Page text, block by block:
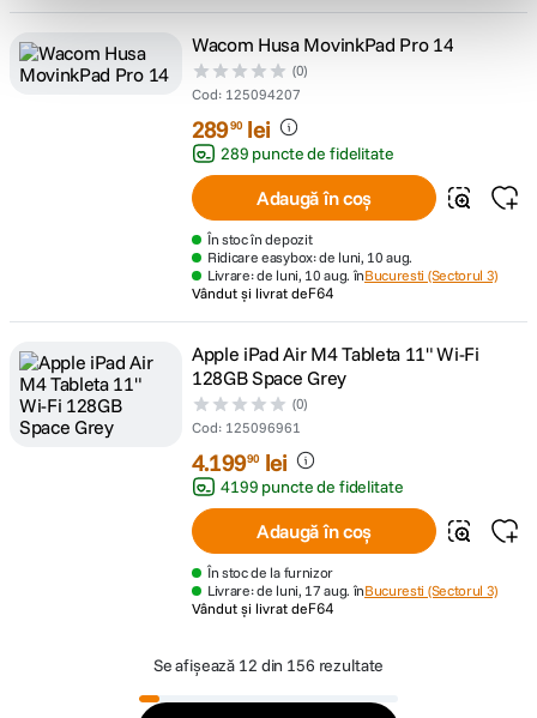
Wacom Husa MovinkPad Pro 14
(0)
Cod: 125094207
28990 lei
289 puncte de fidelitate
Adaugă în coș
În stoc în depozit
Ridicare easybox: de luni, 10 aug.
Livrare: de luni, 10 aug. înBucuresti (Sectorul 3)
Vândut și livrat deF64
Apple iPad Air M4 Tableta 11" Wi-Fi
128GB Space Grey
(0)
Cod: 125096961
4.19990 lei
4199 puncte de fidelitate
Adaugă în coș
În stoc de la furnizor
Livrare: de luni, 17 aug. înBucuresti (Sectorul 3)
Vândut și livrat deF64
Se afișează 12 din 156 rezultate